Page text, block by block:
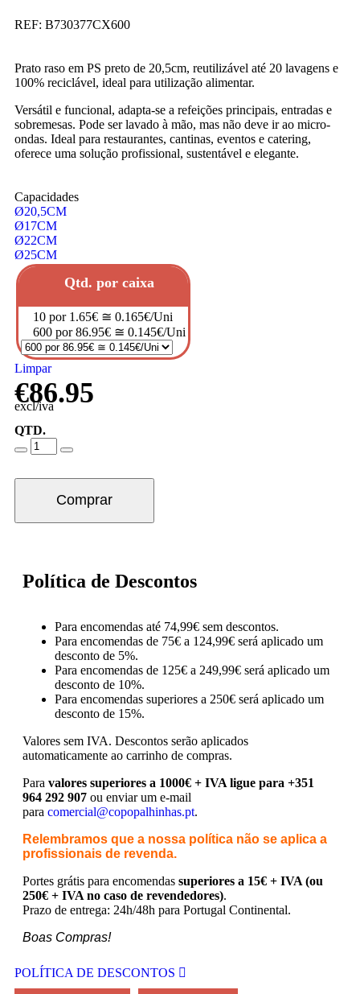
REF: B730377CX600
Prato raso em PS preto de 20,5cm, reutilizável até 20 lavagens e
100% reciclável, ideal para utilização alimentar.
Versátil e funcional, adapta-se a refeições principais, entradas e
sobremesas. Pode ser lavado à mão, mas não deve ir ao micro-
ondas. Ideal para restaurantes, cantinas, eventos e catering,
oferece uma solução profissional, sustentável e elegante.
Capacidades
Ø20,5CM
Ø17CM
Ø22CM
Ø25CM
Qtd. por caixa
10 por 1.65€ ≅ 0.165€/Uni
600 por 86.95€ ≅ 0.145€/Uni
Limpar
€86.95
excl/iva
QTD.
Comprar
Política de Descontos
Para encomendas até 74,99€ sem descontos.
Para encomendas de 75€ a 124,99€ será aplicado um
desconto de 5%.
Para encomendas de 125€ a 249,99€ será aplicado um
desconto de 10%.
Para encomendas superiores a 250€ será aplicado um
desconto de 15%.
Valores sem IVA. Descontos serão aplicados
automaticamente ao carrinho de compras.
Para valores superiores a 1000€ + IVA ligue para +351
964 292 907 ou enviar um e-mail
para comercial@copopalhinhas.pt.
Relembramos que a nossa política não se aplica a
profissionais de revenda.
Portes grátis para encomendas superiores a 15€ + IVA (ou
250€ + IVA no caso de revendedores).
Prazo de entrega: 24h/48h para Portugal Continental.
Boas Compras!
POLÍTICA DE DESCONTOS